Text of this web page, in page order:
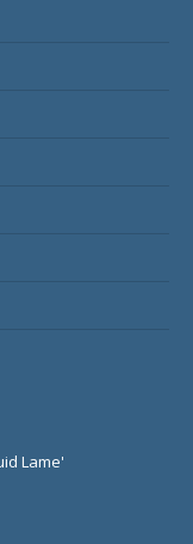
Lame'